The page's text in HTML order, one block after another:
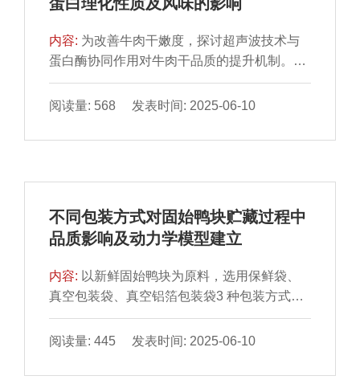
食品工业中调整鱼糜凝胶特性及探索盐替代配
方提供参考。
鲜味氨基酸含量呈先增加后降低趋势，成熟1
为172.12、8.35 mg/100 g，甜味和苦味氨基
酸含量于成熟12 h时最高。因此，湿法成熟1 d
的猪肉熟制后风味最佳。
内容: 为改善牛肉干嫩度，探讨超声波技术与
蛋白酶协同作用对牛肉干品质的提升机制。牛
肉干样品制备最佳工艺为：复合蛋白酶缓冲液
（木瓜蛋白酶、菠萝蛋白酶质量比1∶2）添加
声30 min后，于51 ℃嫩化3.1 h。结果表明，
干肌原纤维蛋白溶解度显著提升，肌原纤维小
面疏水性和牛肉干微观结构得到明显改善。这
些变化揭示了超声波处理能有效破坏牛肉的肌
外，通过气相色谱-质谱联用技术鉴定出45 种
挥发性风味物质，包括11 种醇类、5 种醛类、
17 种烃类、5 种酮类、1 种酚类、2 种酯类、
1 种酸类、2 种醚类、1 种其他物质，超声波
阅读量: 568 发表时间: 2025-06-10
不同包装方式对固始鸭块贮藏过程中
品质影响及动力学模型建立
内容: 以新鲜固始鸭块为原料，选用保鲜袋、
真空包装袋、真空铝箔包装袋3 种包装方式，
置于4 ℃条件下进行贮藏，通过每2 d对固始鸭
块贮藏过程中的质构特性、汁液流失率、硫代
substances，TBARS）值、过氧化值、pH值
阅读量: 445 发表时间: 2025-06-10